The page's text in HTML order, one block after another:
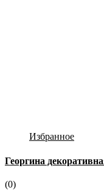
Избранное
Георгина
(0)